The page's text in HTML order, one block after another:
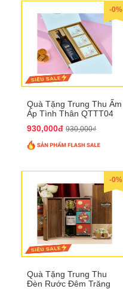
-0%
Quà Tặng Trung Thu Ấm
Áp Tình Thân QTTT04
930,000đ 930,000₫
-0%
Quà Tặng Trung Thu
Đèn Rước Đêm Trăng